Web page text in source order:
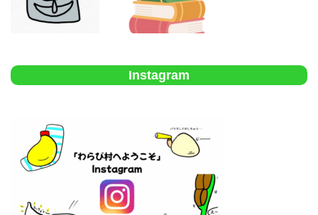
Instagram